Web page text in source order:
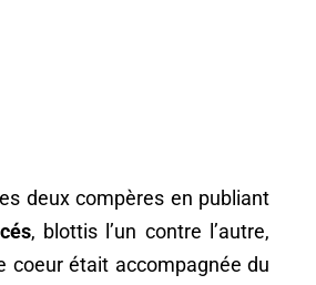
deux compères en publiant
, blottis l’un contre l’autre,
coeur était accompagnée du